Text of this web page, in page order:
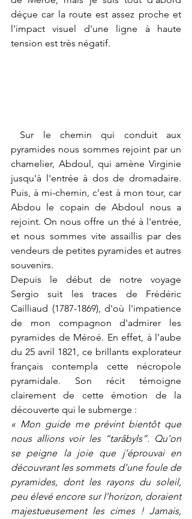
déçue car la route est assez proche et
l'impact visuel d'une ligne à haute
tension est très négatif.
pyramides nous sommes rejoint par un
chamelier, Abdoul, qui amène Virginie
jusqu'à l'entrée à dos de dromadaire.
Puis, à mi-chemin, c'est à mon tour, car
Abdou le copain de Abdoul nous a
rejoint. On nous offre un thé à l'entrée,
et nous sommes vite assaillis par des
vendeurs de petites pyramides et autres
souvenirs.
Depuis le début de notre voyage
Sergio suit les traces de Frédéric
Cailliaud (1787-1869), d'où l'impatience
de mon compagnon d'admirer les
pyramides de Méroé. En effet, à l’aube
du 25 avril 1821, ce brillants explorateur
français contempla cette nécropole
pyramidale. Son récit témoigne
clairement de cette émotion de la
découverte qui le submerge :
« Mon guide me prévint bientôt que
nous allions voir les “tarâbyls”. Qu’on
se peigne la joie que j’éprouvai en
découvrant les sommets d’une foule de
pyramides, dont les rayons du soleil,
peu élevé encore sur l’horizon, doraient
majestueusement les cimes ! Jamais,